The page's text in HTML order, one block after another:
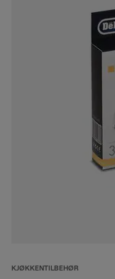
KJØKKENTILBEHØR